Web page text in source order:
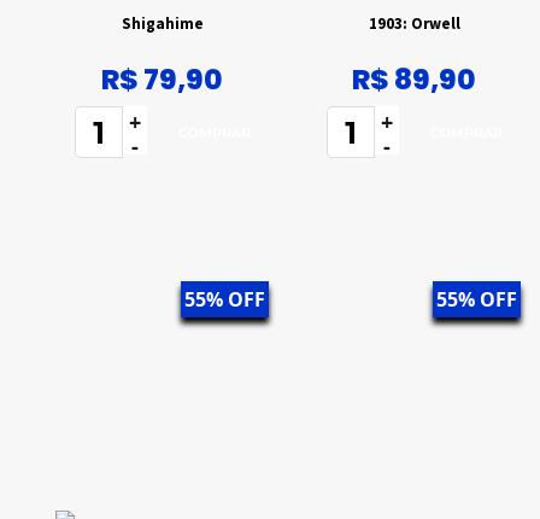
Shigahime
R$ 79,90
+
-
1903: Orwell
R$ 89,90
+
-
55% OFF 55% OFF